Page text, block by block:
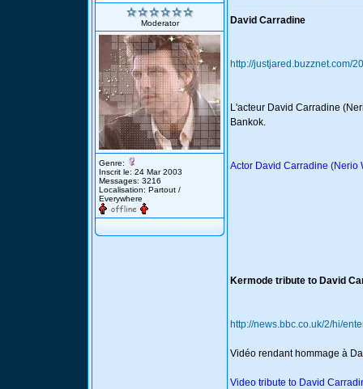
Moderator
Genre:
Inscrit le: 24 Mar 2003
Messages: 3216
Localisation: Partout /
Everywhere
David Carradine
http://justjared.buzznet.com/
L'acteur David Carradine
Bankok.
Actor David Carradine (Nerio
Kermode tribute to David
http://news.bbc.co.uk/2/hi/
Vidéo rendant hommage à
Video tribute to David